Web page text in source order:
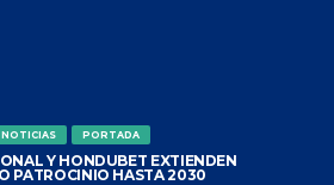
NOTICIAS PORTADA
Y HONDUBET EXTIENDEN
PATROCINIO HASTA 2030